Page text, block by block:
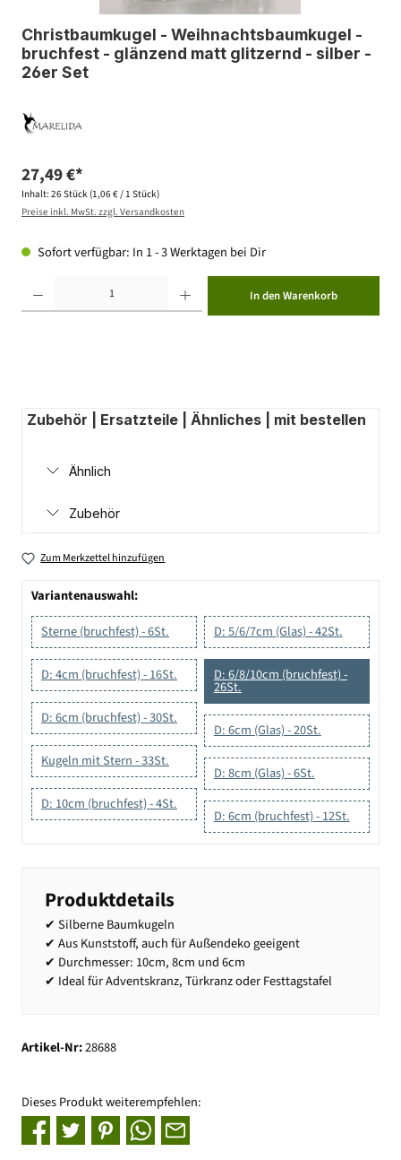
Christbaumkugel - Weihnachtsbaumkugel -
bruchfest - glänzend matt glitzernd - silber -
26er Set
27,49 €*
Inhalt: 26 Stück (1,06 € / 1 Stück)
Preise inkl. MwSt. zzgl. Versandkosten
Sofort verfügbar: In 1 - 3 Werktagen bei Dir
In den Warenkorb
Zubehör | Ersatzteile | Ähnliches | mit bestellen
Ähnlich
Zubehör
Zum Merkzettel hinzufügen
Variantenauswahl:
Sterne (bruchfest) - 6St.
D: 5/6/7cm (Glas) - 42St.
D: 4cm (bruchfest) - 16St. D: 6/8/10cm (bruchfest) -
26St.
D: 6cm (bruchfest) - 30St.
D: 6cm (Glas) - 20St.
Kugeln mit Stern - 33St.
D: 8cm (Glas) - 6St.
D: 10cm (bruchfest) - 4St.
D: 6cm (bruchfest) - 12St.
Produktdetails
✔ Silberne Baumkugeln
✔ Aus Kunststoff, auch für Außendeko geeigent
✔ Durchmesser: 10cm, 8cm und 6cm
✔ Ideal für Adventskranz, Türkranz oder Festtagstafel
Artikel-Nr:28688
Dieses Produkt weiterempfehlen: